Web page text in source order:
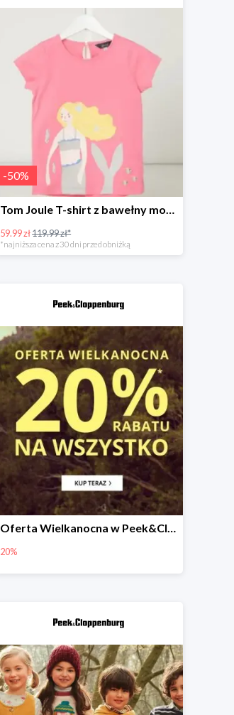
-50%
Tom Joule T-shirt z bawełny model ‘Maggie’ -50%
59.99 zł119.99 zł*
*najniższa cena z 30 dni przed obniżką
Oferta Wielkanocna w Peek&Cloppenburg do -20%
20%